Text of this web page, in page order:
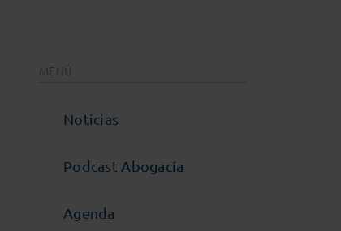
MENÚ
Noticias
Podcast Abogacía
Agenda